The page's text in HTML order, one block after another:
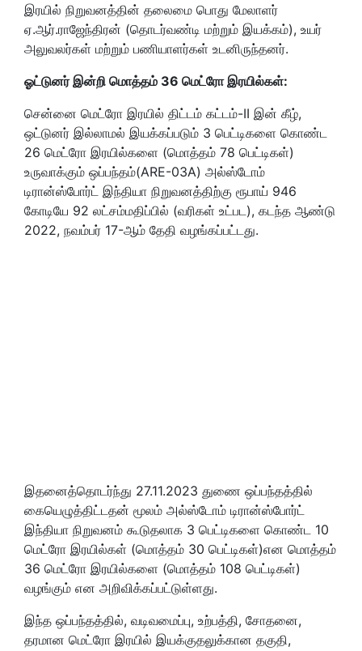
இரயில் நிறுவனத்தின் தலைமை பொது மேலாளர்
ஏ.ஆர்.ராஜேந்திரன் (தொடர்வண்டி மற்றும் இயக்கம்), உயர்
அலுவலர்கள் மற்றும் பணியாளர்கள் உடனிருந்தனர்.
ஓட்டுனர் இன்றி மொத்தம் 36 மெட்ரோ இரயில்கள்:
சென்னை மெட்ரோ இரயில் திட்டம் கட்டம்-II இன் கீழ்,
ஒட்டுனர் இல்லாமல் இயக்கப்படும் 3 பெட்டிகளை கொண்ட
26 மெட்ரோ இரயில்களை (மொத்தம் 78 பெட்டிகள்)
உருவாக்கும் ஒப்பந்தம்(ARE-03A) அல்ஸ்டோம்
டிரான்ஸ்போர்ட் இந்தியா நிறுவனத்திற்கு ரூபாய் 946
கோடியே 92 லட்சம்மதிப்பில் (வரிகள் உட்பட), கடந்த ஆண்டு
2022, நவம்பர் 17-ஆம் தேதி வழங்கப்பட்டது.
இதனைத்தொடர்ந்து 27.11.2023 துணை ஒப்பந்தத்தில்
கையெழுத்திட்டதன் மூலம் அல்ஸ்டோம் டிரான்ஸ்போர்ட்
இந்தியா நிறுவனம் கூடுதலாக 3 பெட்டிகளை கொண்ட 10
மெட்ரோ இரயில்கள் (மொத்தம் 30 பெட்டிகள்)என மொத்தம்
36 மெட்ரோ இரயில்களை (மொத்தம் 108 பெட்டிகள்)
வழங்கும் என அறிவிக்கப்பட்டுள்ளது.
இந்த ஒப்பந்தத்தில், வடிவமைப்பு, உற்பத்தி, சோதனை,
தரமான மெட்ரோ இரயில் இயக்குதலுக்கான தகுதி,